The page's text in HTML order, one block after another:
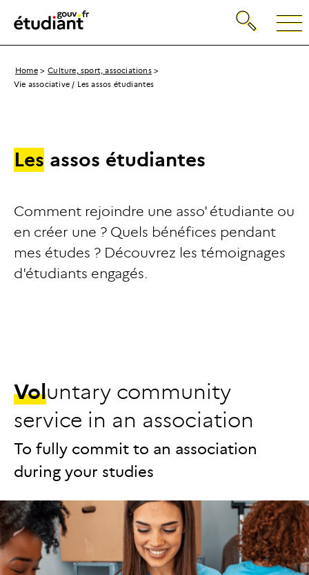
Back
the
Search
Breadcrumb
Home
Culture, sport, associations
Vie associative / Les assos étudiantes
Les assos étudiantes
Comment rejoindre une asso' étudiante ou
en créer une ? Quels bénéfices pendant
mes études ? Découvrez les témoignages
d'étudiants engagés.
Voluntary community
service in an association
To fully commit to an association
during your studies